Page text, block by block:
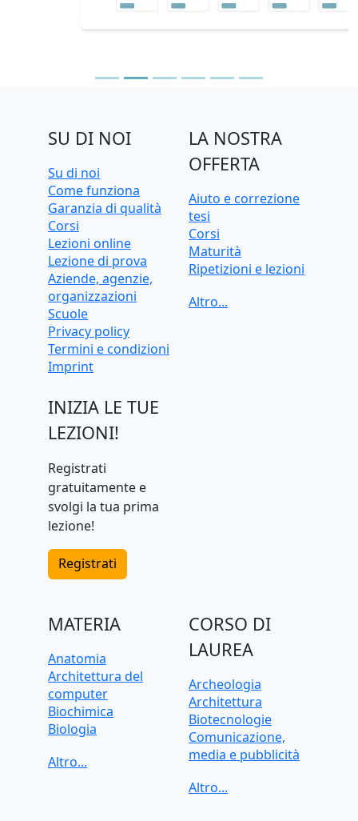
SU DI NOI
Su di noi
Come funziona
Garanzia di qualità
Corsi
Lezioni online
Lezione di prova
Aziende, agenzie,
organizzazioni
Scuole
Privacy policy
Termini e condizioni
Imprint
INIZIA LE TUE
LEZIONI!
Registrati
gratuitamente e
svolgi la tua prima
lezione!
Registrati
LA NOSTRA
OFFERTA
Aiuto e correzione
tesi
Corsi
Maturità
Ripetizioni e lezioni
online
MATERIA
Anatomia
Architettura del
computer
Biochimica
Biologia
CAD, Disegno
CORSO DI
LAUREA
Archeologia
Architettura
Biotecnologie
Comunicazione,
media e pubblicità
Data science